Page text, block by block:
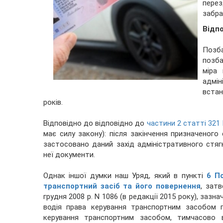
міра
років.
Відповідно до відповідно до частини 2 статті 321
має силу закону): після закінчення
застосовано даний захід адміністративного
неї документи.
Однак іншої думки наш Уряд, який в пункті 6
транспортний засіб та його повернення,
грудня 2008 р. N 1086 (в редакції 2015 року),
водія права керування транспортним засобом
керування транспортним засобом, тимчасово